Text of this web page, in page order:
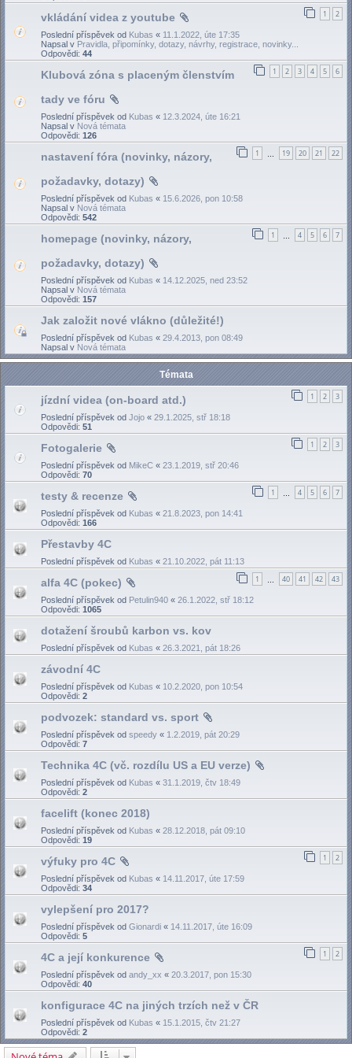
1 2
vkládání videa z youtube
Poslední příspěvek od Kubas « 11.1.2022, úte 17:35
Napsal v Pravidla, připomínky, dotazy, návrhy, registrace, novinky...
Odpovědi: 44
1 2 3 4 5 6
Klubová zóna s placeným členstvím
tady ve fóru
Poslední příspěvek od Kubas « 12.3.2024, úte 16:21
Napsal v Nová témata
Odpovědi: 126
1 19 20 21 22
nastavení fóra (novinky, názory,
požadavky, dotazy)
Poslední příspěvek od Kubas « 15.6.2026, pon 10:58
Napsal v Nová témata
Odpovědi: 542
1 4 5 6 7
homepage (novinky, názory,
požadavky, dotazy)
Poslední příspěvek od Kubas « 14.12.2025, ned 23:52
Napsal v Nová témata
Odpovědi: 157
Jak založit nové vlákno (důležité!)
Poslední příspěvek od Kubas « 29.4.2013, pon 08:49
Napsal v Nová témata
Témata
1 2 3
jízdní videa (on-board atd.)
Poslední příspěvek od Jojo « 29.1.2025, stř 18:18
Odpovědi: 51
1 2 3
Fotogalerie
Poslední příspěvek od MikeC « 23.1.2019, stř 20:46
Odpovědi: 70
1 4 5 6 7
testy & recenze
Poslední příspěvek od Kubas « 21.8.2023, pon 14:41
Odpovědi: 166
Přestavby 4C
Poslední příspěvek od Kubas « 21.10.2022, pát 11:13
1 40 41 42 43
alfa 4C (pokec)
Poslední příspěvek od Petulin940 « 26.1.2022, stř 18:12
Odpovědi: 1065
dotažení šroubů karbon vs. kov
Poslední příspěvek od Kubas « 26.3.2021, pát 18:26
závodní 4C
Poslední příspěvek od Kubas « 10.2.2020, pon 10:54
Odpovědi: 2
podvozek: standard vs. sport
Poslední příspěvek od speedy « 1.2.2019, pát 20:29
Odpovědi: 7
Technika 4C (vč. rozdílu US a EU verze)
Poslední příspěvek od Kubas « 31.1.2019, čtv 18:49
Odpovědi: 2
facelift (konec 2018)
Poslední příspěvek od Kubas « 28.12.2018, pát 09:10
Odpovědi: 19
1 2
výfuky pro 4C
Poslední příspěvek od Kubas « 14.11.2017, úte 17:59
Odpovědi: 34
vylepšení pro 2017?
Poslední příspěvek od Gionardi « 14.11.2017, úte 16:09
Odpovědi: 5
1 2
4C a její konkurence
Poslední příspěvek od andy_xx « 20.3.2017, pon 15:30
Odpovědi: 40
konfigurace 4C na jiných trzích než v ČR
Poslední příspěvek od Kubas « 15.1.2015, čtv 21:27
Odpovědi: 2